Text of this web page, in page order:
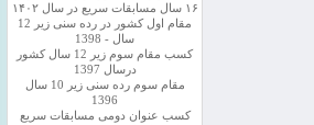
۱۶ سال مسابقات سریع در سال ۱۴۰۲
مقام اول کشور در رده سنی زیر 12
سال - 1398
کسب مقام سوم زیر 12 سال کشور
درسال 1397
مقام سوم رده سنی زیر 10 سال
1396
کسب عنوان دومی مسابقات سریع